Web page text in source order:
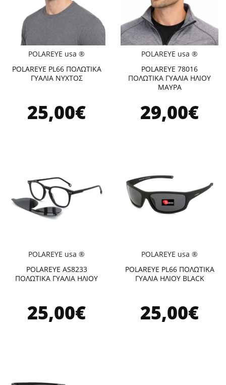
POLAREYE usa ®
POLAREYE PL66 ΠΟΛΩΤΙΚΑ
ΓΥΑΛΙΑ ΝΥΧΤΟΣ
25,00€
POLAREYE usa ®
POLAREYE 78016
ΠΟΛΩΤΙΚΑ ΓΥΑΛΙΑ ΗΛΙΟΥ
ΜΑΥΡΑ
29,00€
POLAREYE usa ®
POLAREYE AS8233
ΠΟΛΩΤΙΚΑ ΓΥΑΛΙΑ ΗΛΙΟΥ
25,00€
POLAREYE usa ®
POLAREYE PL66 ΠΟΛΩΤΙΚΑ
ΓΥΑΛΙΑ ΗΛΙΟΥ BLACK
25,00€